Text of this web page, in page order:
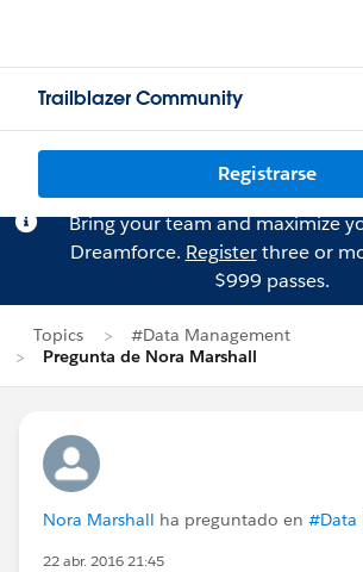
Trailblazer Community
Registrarse
Bring your team and maximize
Dreamforce. Registerthree or
$999 passes.
Topics
#Data Management
Pregunta de Nora Marshall
Nora Marshall ha preguntado en #Data
22 abr. 2016 21:45